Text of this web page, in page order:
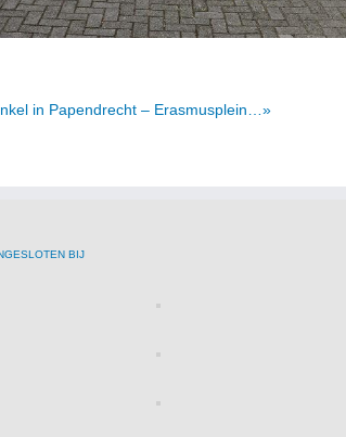
in Papendrecht – Erasmusplein…»
BIJ